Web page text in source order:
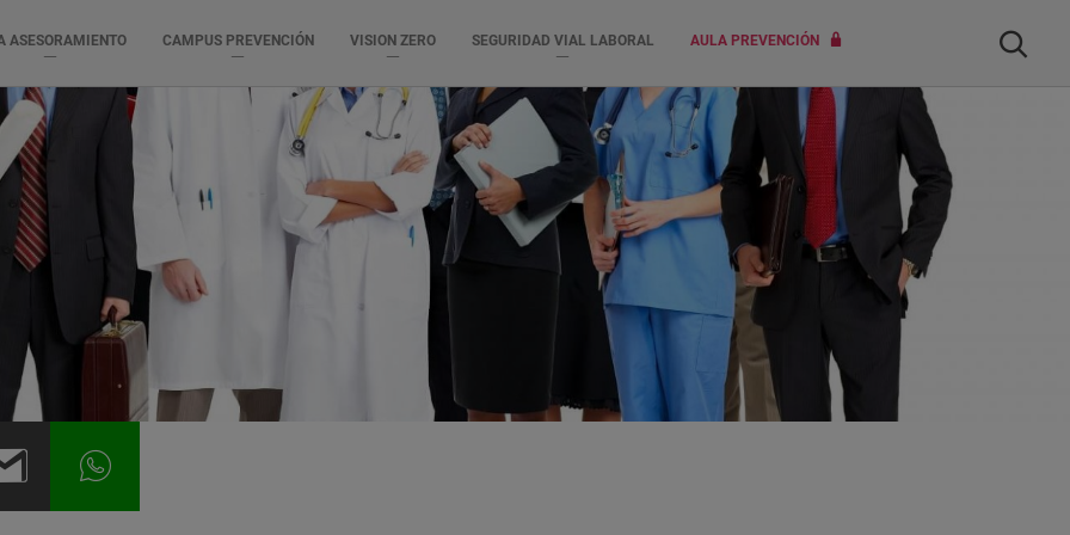
ASESORAMIENTO CAMPUS PREVENCIÓN VISION ZERO SEGURIDAD VIAL LABORAL AULA PREVENCIÓN Buscar